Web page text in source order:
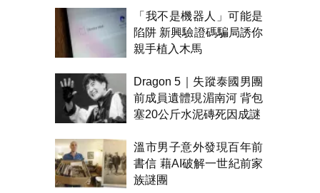
「我不是機器人」可能是
陷阱 新興驗證碼騙局誘你
親手植入木馬
Dragon 5｜失蹤泰國男團
前成員遺體現湄南河 背包
塞20公斤水泥磚死因成謎
溫市男子意外發現百年前
書信 藉AI破解一世紀前家
族謎團